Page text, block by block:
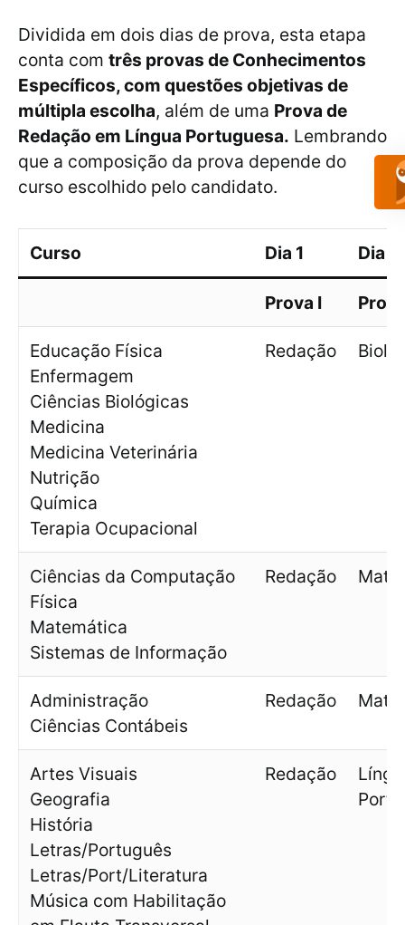
Dividida em dois dias de prova, esta etapa
conta com três provas de Conhecimentos
Específicos, com questões objetivas de
múltipla escolha, além de uma Prova de
Redação em Língua Portuguesa. Lembrando
que a composição da prova depende do
curso escolhido pelo candidato.
Curso Dia 1 Dia 1
Prova I
Educação Física
Enfermagem
Ciências Biológicas
Medicina
Medicina Veterinária
Nutrição
Química
Terapia Ocupacional
Redação
Ciências da Computação
Física
Matemática
Sistemas de Informação
Redação
Administração
Ciências Contábeis
Redação
Artes Visuais
Geografia
História
Letras/Português
Letras/Port/Literatura
Música com Habilitação
Redação